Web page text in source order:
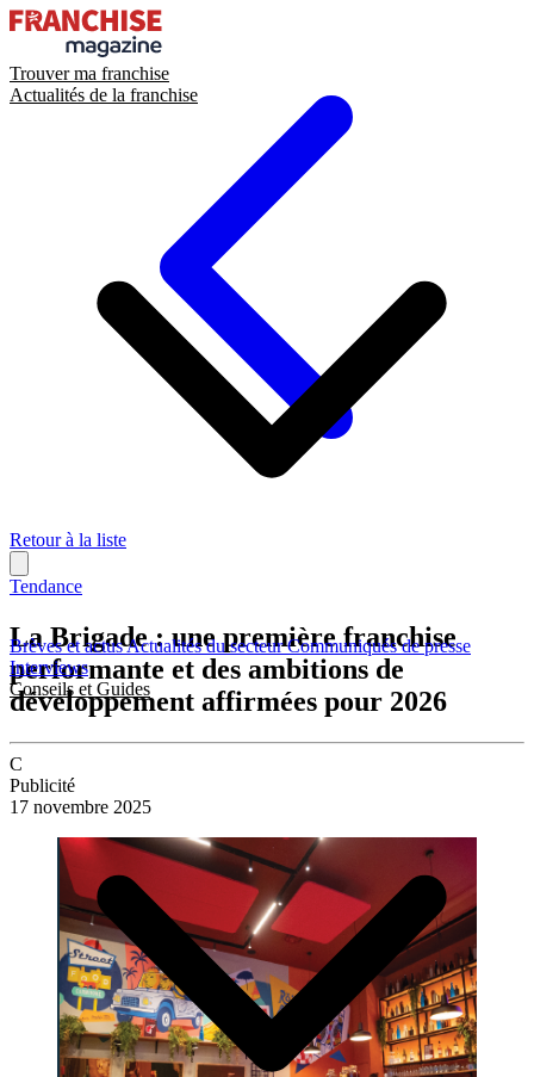
Trouver ma franchise
Actualités de la franchise
Brèves et actusActualités du secteurCommuniqués de presse
Interviews
Conseils et Guides
Retour à la liste
Tendance
La Brigade : une première franchise
performante et des ambitions de
développement affirmées pour 2026
C
Publicité
17 novembre 2025